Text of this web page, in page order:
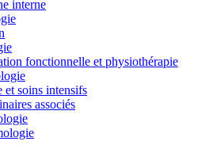
interne
fonctionnelle et physiothérapie
et soins intensifs
associés